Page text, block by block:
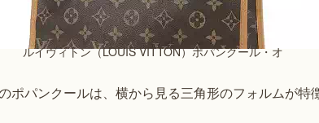
ルイヴィトン（LOUIS VITTON）ポパンクール・オ
ポパンクールは、横から見る三角形のフォルムが特